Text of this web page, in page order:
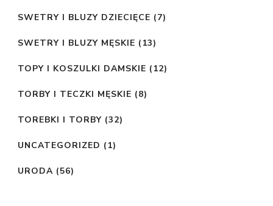
SWETRY I BLUZY DZIECIĘCE (7)
SWETRY I BLUZY MĘSKIE (13)
TOPY I KOSZULKI DAMSKIE (12)
TORBY I TECZKI MĘSKIE (8)
TOREBKI I TORBY (32)
UNCATEGORIZED (1)
URODA (56)